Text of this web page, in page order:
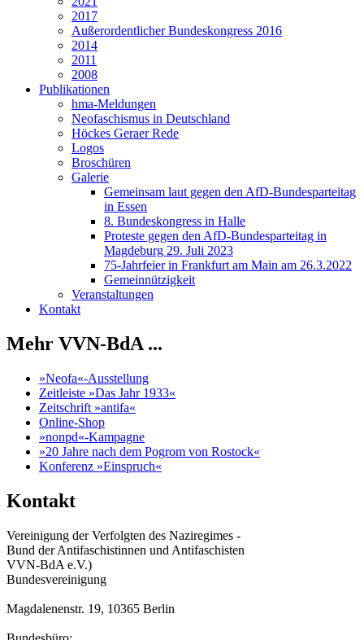
2017
Außerordentlicher Bundeskongress 2016
2014
2011
2008
Publikationen
hma-Meldungen
Neofaschismus in Deutschland
Höckes Geraer Rede
Logos
Broschüren
Galerie
Gemeinsam laut gegen den AfD-Bundesparteitag
in Essen
8. Bundeskongress in Halle
Proteste gegen den AfD-Bundesparteitag in
Magdeburg 29. Juli 2023
75-Jahrfeier in Frankfurt am Main am 26.3.2022
Gemeinnützigkeit
Veranstaltungen
Kontakt
Mehr VVN-BdA ...
»Neofa«-Ausstellung
Zeitleiste »Das Jahr 1933«
Zeitschrift »antifa«
Online-Shop
»nonpd«-Kampagne
»20 Jahre nach dem Pogrom von Rostock«
Konferenz »Einspruch«
Kontakt
Vereinigung der Verfolgten des Naziregimes -
Bund der Antifaschistinnen und Antifaschisten
VVN-BdA e.V.)
Bundesvereinigung
Magdalenenstr. 19, 10365 Berlin